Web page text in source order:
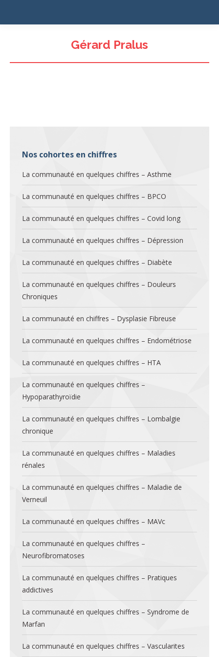
Gérard Pralus
Nos cohortes en chiffres
La communauté en quelques chiffres – Asthme
La communauté en quelques chiffres – BPCO
La communauté en quelques chiffres – Covid long
La communauté en quelques chiffres – Dépression
La communauté en quelques chiffres – Diabète
La communauté en quelques chiffres – Douleurs
Chroniques
La communauté en chiffres – Dysplasie Fibreuse
La communauté en quelques chiffres – Endométriose
La communauté en quelques chiffres – HTA
La communauté en quelques chiffres –
Hypoparathyroïdie
La communauté en quelques chiffres – Lombalgie
chronique
La communauté en quelques chiffres – Maladies
rénales
La communauté en quelques chiffres – Maladie de
Verneuil
La communauté en quelques chiffres – MAVc
La communauté en quelques chiffres –
Neurofibromatoses
La communauté en quelques chiffres – Pratiques
addictives
La communauté en quelques chiffres – Syndrome de
Marfan
La communauté en quelques chiffres – Vascularites